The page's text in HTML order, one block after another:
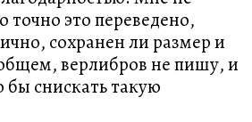
точно это переведено,
сохранен ли размер и
верлибров не пишу, и
снискать такую